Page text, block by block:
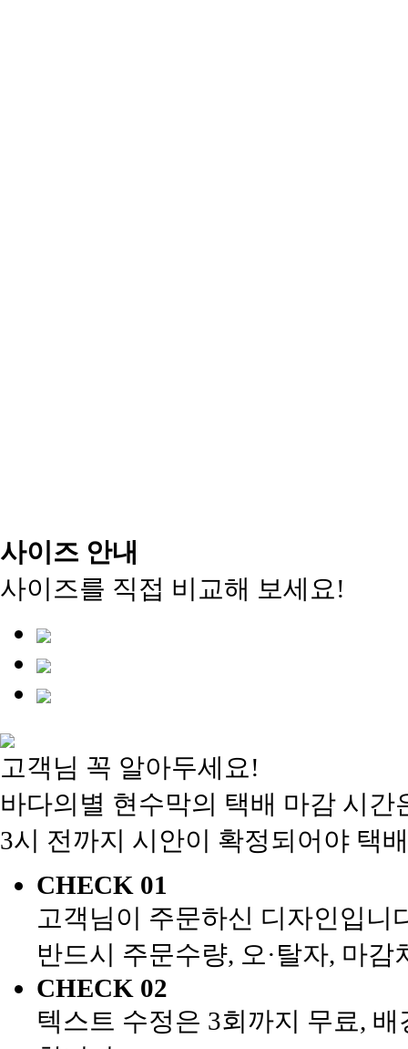
사이즈 안내
사이즈를 직접 비교해 보세요!
고객님 꼭 알아두세요!
바다의별 현수막의 택배 마감 시간
3시 전까지 시안이 확정되어야 택
CHECK 01
고객님이 주문하신 디자인입니
반드시 주문수량, 오·탈자, 마
CHECK 02
텍스트 수정은 3회까지 무료,